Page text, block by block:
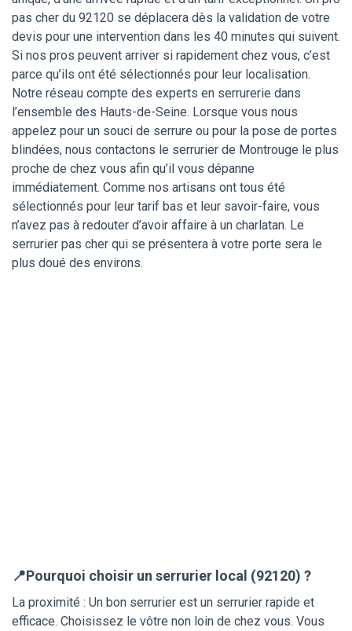
pas cher du 92120 se déplacera dès la validation de votre
devis pour une intervention dans les 40 minutes qui suivent.
Si nos pros peuvent arriver si rapidement chez vous, c’est
parce qu’ils ont été sélectionnés pour leur localisation.
Notre réseau compte des experts en serrurerie dans
l’ensemble des Hauts-de-Seine. Lorsque vous nous
appelez pour un souci de serrure ou pour la pose de portes
blindées, nous contactons le serrurier de Montrouge le plus
proche de chez vous afin qu’il vous dépanne
immédiatement. Comme nos artisans ont tous été
sélectionnés pour leur tarif bas et leur savoir-faire, vous
n’avez pas à redouter d’avoir affaire à un charlatan. Le
serrurier pas cher qui se présentera à votre porte sera le
plus doué des environs.
📍Pourquoi choisir un serrurier local (92120) ?
La proximité : Un bon serrurier est un serrurier rapide et
efficace. Choisissez le vôtre non loin de chez vous. Vous